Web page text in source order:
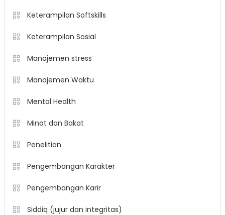
Keterampilan Softskills
Keterampilan Sosial
Manajemen stress
Manajemen Waktu
Mental Health
Minat dan Bakat
Penelitian
Pengembangan Karakter
Pengembangan Karir
Siddiq (jujur dan integritas)